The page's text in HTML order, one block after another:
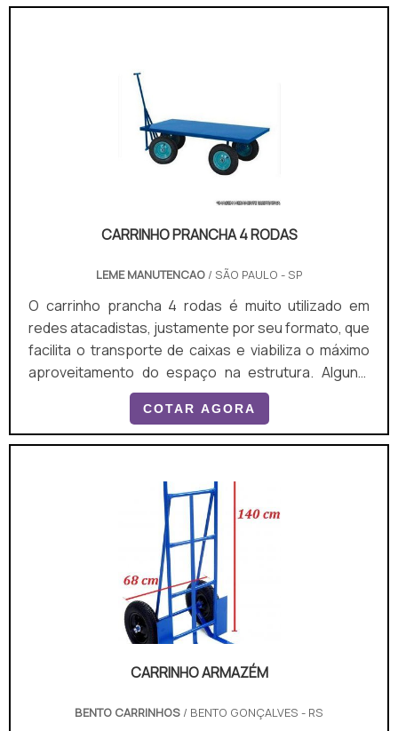
CARRINHO PRANCHA 4 RODAS
LEME MANUTENCAO/ SÃO PAULO - SP
O carrinho prancha 4 rodas é muito utilizado em
redes atacadistas, justamente por seu formato, que
facilita o transporte de caixas e viabiliza o máximo
aproveitamento do espaço na estrutura. Alguns,
inclusive, contam com cestas aramadas para itens
soltos e em menor quantidade. Veja a seguir
algumas características do produto: Teme
estabilidade; Tem uma barra para apoio e auxílio na
locomoção. Ela pode ser emborrachada e trazer a
COTAR AGORA
CARRINHO ARMAZÉM
BENTO CARRINHOS / BENTO GONÇALVES - RS